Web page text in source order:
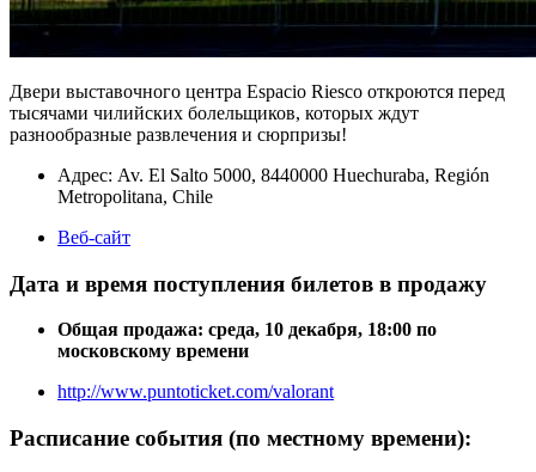
Двери выставочного центра Espacio Riesco откроются перед
тысячами чилийских болельщиков, которых ждут
разнообразные развлечения и сюрпризы!
Адрес: Av. El Salto 5000, 8440000 Huechuraba, Región
Metropolitana, Chile
Веб-сайт
Дата и время поступления билетов в продажу
Общая продажа: среда, 10 декабря, 18:00 по
московскому времени
http://www.puntoticket.com/valorant
Расписание события (по местному времени):